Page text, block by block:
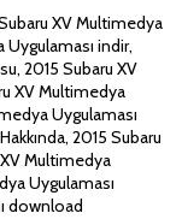
XV Multimedya
indir,
2015 Subaru XV
XV Multimedya
Uygulaması
2015 Subaru
Multimedya
Uygulaması
download